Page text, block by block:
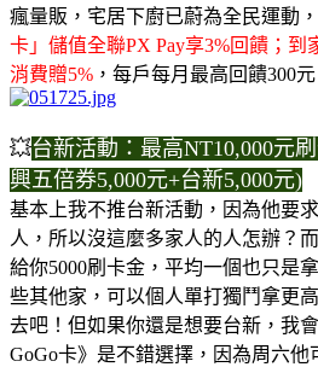
瘋量販，宅居下廚已蔚為全民運動，
卡」儲值全聯PX Pay享3%回饋；
消費贈5% ，每戶每月最高回饋300元
💥台新活動：最高NT10,000元
興五倍券5,000元+台新5,000元)
基本上我不推台新活動，因為他要
人，所以沒這麼多家人的人怎辦？
給你5000刷卡金，平均一個也只是
些其他家，可以個人單打獨鬥拿更
去吧！但如果你還是想要台新，我
GoGo卡》是不錯選擇，因為周六